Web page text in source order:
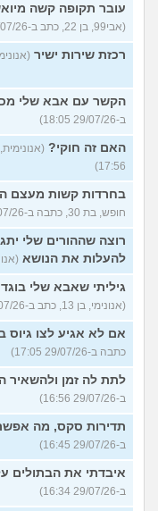
עובר תקופה קשה
(אבי99, בן 22, כתב ב-29/07/26 18:25)
רכזת שירות ישיר (אנונימית, בת 18,
הקשר עם אבא שלי
ב-29/07/26 18:05)
האם זה חוקי?
17:56)
בחרדות קשות מעצם
חופש, בת 30, כתבה ב-29/07/26 17:47)
רוצה שההורים שלי
להעלות את הנושא (אנונימית,
גיליתי שאבא שלי
(אנונימי, בן 13, כתב ב-29/07/26 17:25)
אם לא אגיע לצו גיוס
כתבה ב-29/07/26 17:05)
לתת לה זמן ולהשאיר
ב-29/07/26 16:56)
תדירות סקס, מה
ב-29/07/26 16:45)
איבדתי את הבתולים
ב-29/07/26 16:34)